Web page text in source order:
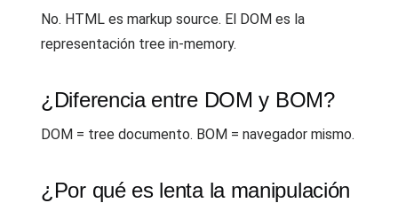
No. HTML es markup source. El DOM es la
representación tree in-memory.
¿Diferencia entre DOM y BOM?
DOM = tree documento. BOM = navegador mismo.
¿Por qué es lenta la manipulación